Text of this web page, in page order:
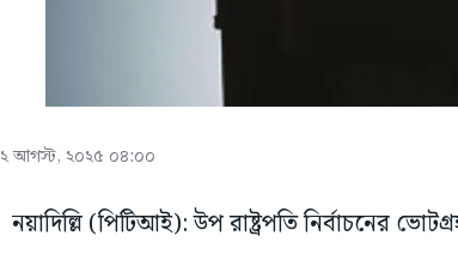
২ আগস্ট, ২০২৫ ০৪:০০
নয়াদিল্লি (পিটিআই): উপ রাষ্ট্রপতি নির্বাচনের